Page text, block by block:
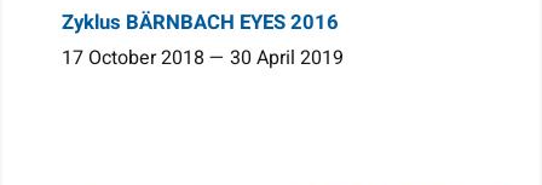
Zyklus BÄRNBACH EYES 2016
17 October 2018 — 30 April 2019